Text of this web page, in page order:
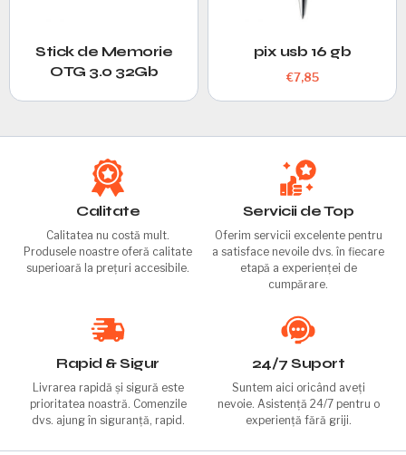
Stick de Memorie
OTG 3.0 32Gb
pix usb 16 gb
€7,85
Calitate
Calitatea nu costă mult.
Produsele noastre oferă calitate
superioară la prețuri accesibile.
Servicii de Top
Oferim servicii excelente pentru
a satisface nevoile dvs. în fiecare
etapă a experienței de
cumpărare.
Rapid & Sigur
Livrarea rapidă și sigură este
prioritatea noastră. Comenzile
dvs. ajung în siguranță, rapid.
24/7 Suport
Suntem aici oricând aveți
nevoie. Asistență 24/7 pentru o
experiență fără griji.